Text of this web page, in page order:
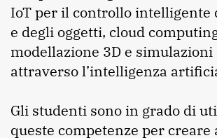
IoT per il controllo intelligente
e degli oggetti, cloud
modellazione 3D e simulazioni
attraverso l’intelligenza
Gli studenti sono in grado di
queste competenze per